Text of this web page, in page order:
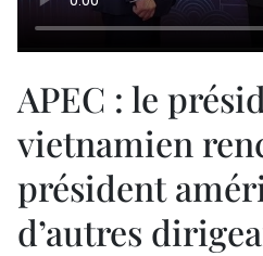
APEC : le
vietnamien
président
d’autres